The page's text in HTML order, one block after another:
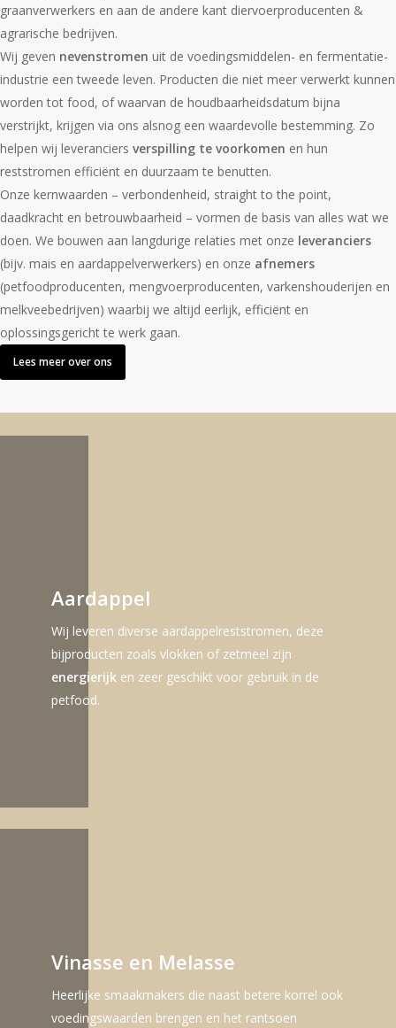
graanverwerkers en aan de andere kant diervoerproducenten &
agrarische bedrĳven.
Wij geven nevenstromen uit de voedingsmiddelen- en fermentatie-
industrie een tweede leven. Producten die niet meer verwerkt kunnen
worden tot food, of waarvan de houdbaarheidsdatum bijna
verstrijkt, krijgen via ons alsnog een waardevolle bestemming. Zo
helpen wij leveranciers verspilling te voorkomen en hun
reststromen efficiënt en duurzaam te benutten.
Onze kernwaarden – verbondenheid, straight to the point,
daadkracht en betrouwbaarheid – vormen de basis van alles wat we
doen. We bouwen aan langdurige relaties met onze leveranciers
(bijv. mais en aardappelverwerkers) en onze afnemers
(petfoodproducenten, mengvoerproducenten, varkenshouderijen en
melkveebedrijven) waarbij we altijd eerlijk, efficiënt en
oplossingsgericht te werk gaan.
Lees meer over ons
Aardappel
Wij leveren diverse aardappelreststromen, deze
bijproducten zoals vlokken of zetmeel zijn
energierijk en zeer geschikt voor gebruik in de
petfood.
Vinasse en Melasse
Heerlijke smaakmakers die naast betere korrel ook
voedingswaarden brengen en het rantsoen